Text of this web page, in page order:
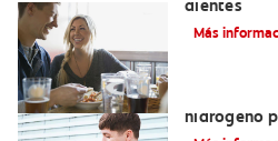
dientes
Más
hidrógeno